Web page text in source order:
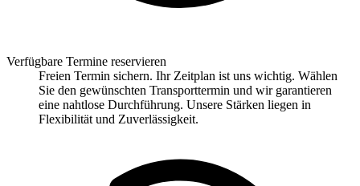
Verfügbare Termine reservieren
Freien Termin sichern. Ihr Zeitplan ist uns wichtig. Wählen
Sie den gewünschten Transporttermin und wir garantieren
eine nahtlose Durchführung. Unsere Stärken liegen in
Flexibilität und Zuverlässigkeit.